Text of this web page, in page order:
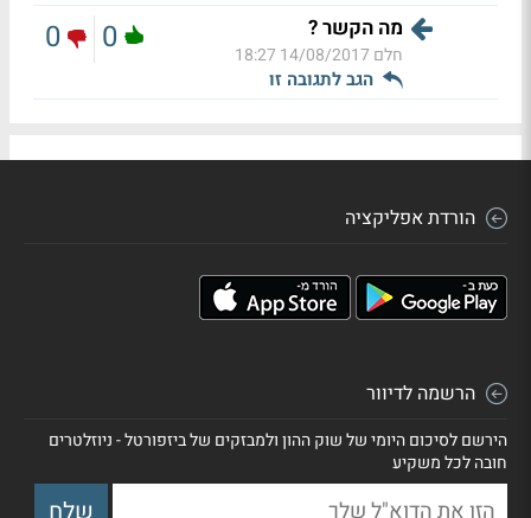
מה הקשר ?
חלם 14/08/2017 18:27
הגב לתגובה זו
0
0
הורדת אפליקציה
הרשמה לדיוור
הירשם לסיכום היומי של שוק ההון ולמבזקים של ביזפורטל - ניוזלטרים
חובה לכל משקיע